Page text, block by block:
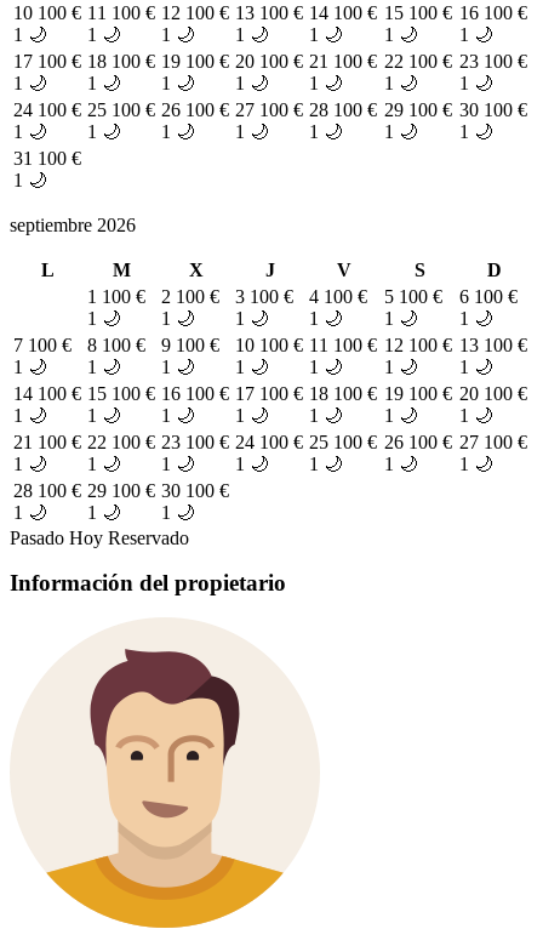
10 100 €
1 🌙
11 100 €
1 🌙
12 100 €
1 🌙
13 100 €
1 🌙
14 100 €
1 🌙
15 100 €
1 🌙
16 100 €
1 🌙
17 100 €
1 🌙
18 100 €
1 🌙
19 100 €
1 🌙
20 100 €
1 🌙
21 100 €
1 🌙
22 100 €
1 🌙
23 100 €
1 🌙
24 100 €
1 🌙
25 100 €
1 🌙
26 100 €
1 🌙
27 100 €
1 🌙
28 100 €
1 🌙
29 100 €
1 🌙
30 100 €
1 🌙
31 100 €
1 🌙
septiembre 2026
L M X J V S
D
1 100 €
1 🌙
2 100 €
1 🌙
3 100 €
1 🌙
4 100 €
1 🌙
5 100 €
1 🌙
6 100 €
1 🌙
7 100 €
1 🌙
8 100 €
1 🌙
9 100 €
1 🌙
10 100 €
1 🌙
11 100 €
1 🌙
12 100 €
1 🌙
13 100 €
1 🌙
14 100 €
1 🌙
15 100 €
1 🌙
16 100 €
1 🌙
17 100 €
1 🌙
18 100 €
1 🌙
19 100 €
1 🌙
20 100 €
1 🌙
21 100 €
1 🌙
22 100 €
1 🌙
23 100 €
1 🌙
24 100 €
1 🌙
25 100 €
1 🌙
26 100 €
1 🌙
27 100 €
1 🌙
28 100 €
1 🌙
29 100 €
1 🌙
30 100 €
1 🌙
Pasado Hoy Reservado
Información del propietario